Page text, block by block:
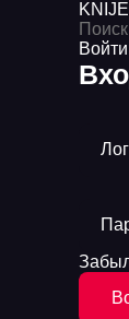
Войти